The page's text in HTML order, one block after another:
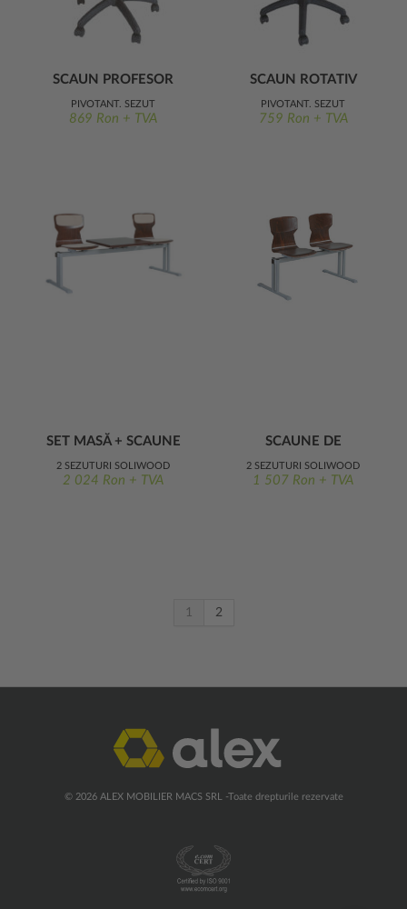
SCAUN PROFESOR
ROTATIV ERGO
PIVOTANT, ȘEZUT
SOLIWOOD TAPIȚAT
869 Ron + TVA
SCAUN ROTATIV
ERGO
PIVOTANT, ȘEZUT
SOLIWOOD
759 Ron + TVA
SET MASĂ + SCAUNE
DE AȘTEPTARE ERGO
2 ȘEZUTURI SOLIWOOD
TAPIATE, 1 BLAT MASĂ
2 024 Ron + TVA
SCAUNE DE
AȘTEPTARE ERGO
2 ȘEZUTURI SOLIWOOD
1 507 Ron + TVA
1 2
© 2026 ALEX MOBILIER MACS SRL -Toate drepturile rezervate